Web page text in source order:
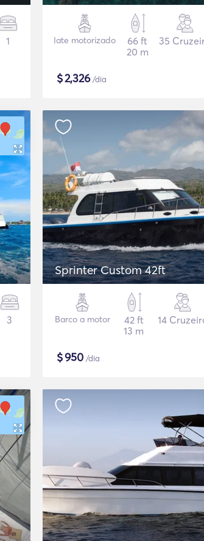
1 Iate motorizado
66 ft
20 m
35
$2,326/dia
3
Sprinter Custom 42ft
Barco a motor
42 ft
13 m
14
$950 /dia